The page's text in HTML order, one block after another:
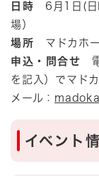
日時 6月1日(日
場）
場所 マドカホー
申込・問合せ 電
を記入）でマ
メール：
イベント